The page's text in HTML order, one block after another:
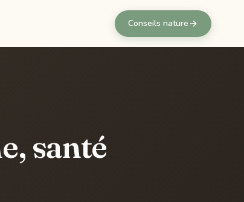
Conseils nature
santé